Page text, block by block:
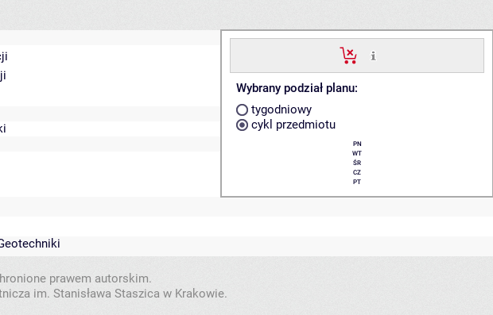
Wybrany podział planu:
tygodniowy
cykl przedmiotu
PN
WT
ŚR
CZ
PT
prawem autorskim.
im. Stanisława Staszica w Krakowie.